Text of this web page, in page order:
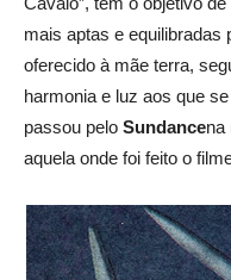
mais aptas e equilibradas
oferecido à mãe terra,
harmonia e luz aos que
passou pelo Sundancena
aquela onde foi feito o